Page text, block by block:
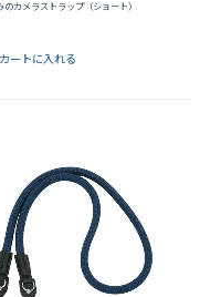
のカメラストラップ（ショート）
カートに入れる